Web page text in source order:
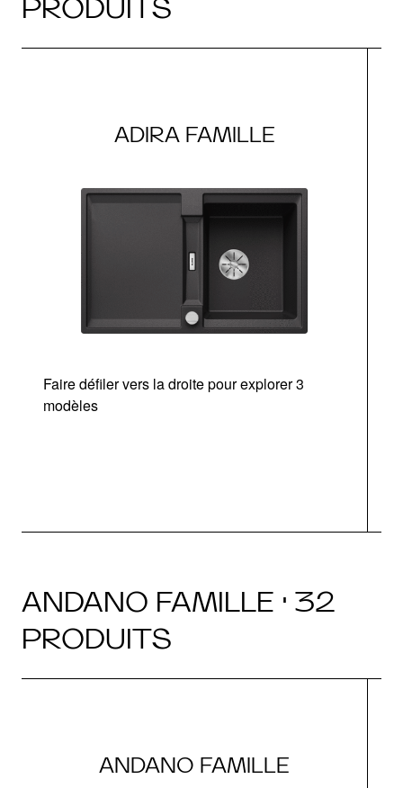
PRODUITS
ADIRA FAMILLE
Faire défiler vers la droite pour explorer 3
modèles
ANDANO FAMILLE · 32
PRODUITS
ANDANO FAMILLE